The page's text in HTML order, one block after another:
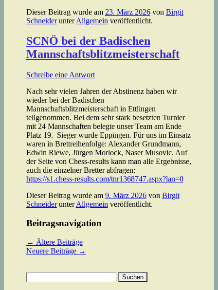
Dieser Beitrag wurde am 23. März 2026von Birgit
SchneiderunterAllgemein veröffentlicht.
SCNÖ bei der Badischen
Mannschaftsblitzmeisterschaft
Schreibe eine Antwort
Nach sehr vielen Jahren der Abstinenz haben wir
wieder bei der Badischen
Mannschaftsblitzmeisterschaft in Ettlingen
teilgenommen. Bei dem sehr stark besetzten Turnier
mit 24 Mannschaften belegte unser Team am Ende
Platz 19. Sieger wurde Eppingen. Für uns im Einsatz
waren in Brettreihenfolge: Alexander Grundmann,
Edwin Riewe, Jürgen Morlock, Naser Musovic. Auf
der Seite von Chess-results kann man alle Ergebnisse,
auch die einzelner Bretter abfragen:
https://s1.chess-results.com/tnr1368747.aspx?lan=0
Dieser Beitrag wurde am 9. März 2026von Birgit
SchneiderunterAllgemein veröffentlicht.
Beitragsnavigation
← Ältere Beiträge
Neuere Beiträge →
nach: